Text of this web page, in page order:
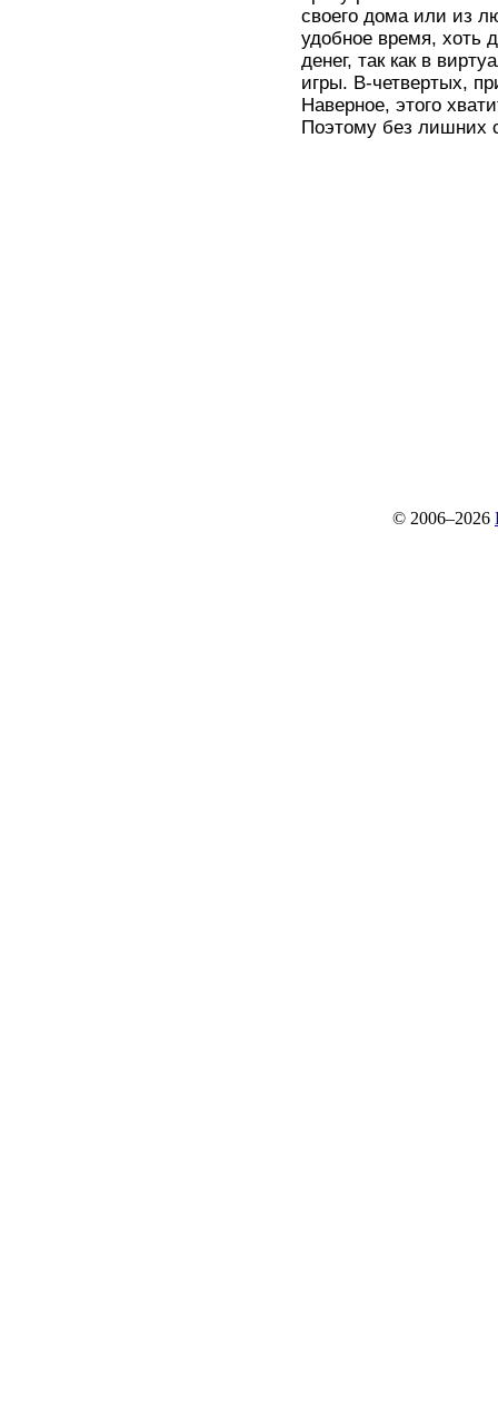
своего дома или из
удобное время, хоть
денег, так как в
игры. В-четвертых,
Наверное, этого
Поэтому без лишних
© 2006–2026